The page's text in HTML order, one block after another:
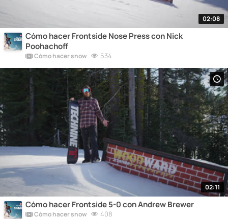
02:08
Cómo hacer Frontside Nose Press con Nick
Poohachoff
Cómo hacer snow 534
02:11
Cómo hacer Frontside 5-0 con Andrew Brewer
Cómo hacer snow 408